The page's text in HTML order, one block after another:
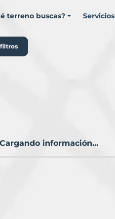
terreno buscas? Servicios
filtros
Cargando información...